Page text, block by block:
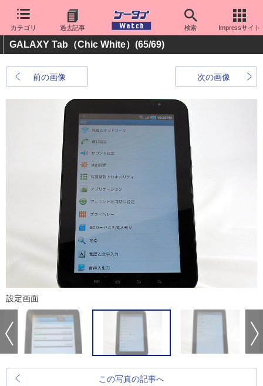
カテゴリ 過去記事 検索 Impressサイト
GALAXY Tab（Chic White） (65/69)
前の画像 次の画像
設定画面
この写真の記事へ